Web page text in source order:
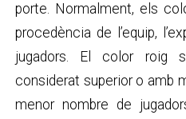
porte. Normalment, els
procedència de l’equip,
jugadors. El color roig
considerat superior o amb
menor nombre de